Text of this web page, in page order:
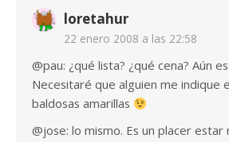
loretahur
22 enero 2008 a las 22:58
@pau: ¿qué lista? ¿qué cena? Aún
Necesitaré que alguien me indique
baldosas amarillas
@jose: lo mismo. Es un placer